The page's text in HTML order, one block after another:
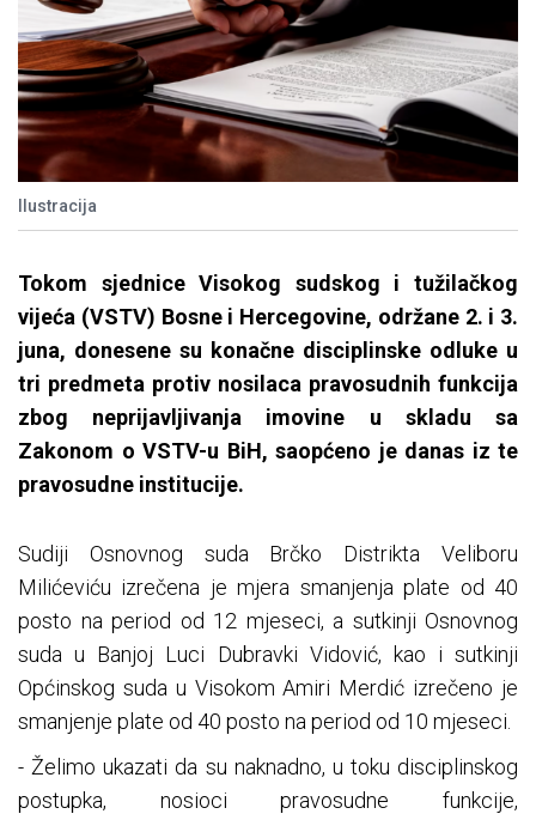
Ilustracija
Tokom sjednice Visokog sudskog i tužilačkog
vijeća (VSTV) Bosne i Hercegovine, održane 2. i 3.
juna, donesene su konačne disciplinske odluke u
tri predmeta protiv nosilaca pravosudnih funkcija
zbog neprijavljivanja imovine u skladu sa
Zakonom o VSTV-u BiH, saopćeno je danas iz te
pravosudne institucije.
Sudiji Osnovnog suda Brčko Distrikta Veliboru
Milićeviću izrečena je mjera smanjenja plate od 40
posto na period od 12 mjeseci, a sutkinji Osnovnog
suda u Banjoj Luci Dubravki Vidović, kao i sutkinji
Općinskog suda u Visokom Amiri Merdić izrečeno je
smanjenje plate od 40 posto na period od 10 mjeseci.
- Želimo ukazati da su naknadno, u toku disciplinskog
postupka, nosioci pravosudne funkcije,